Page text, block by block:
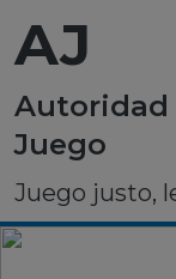
AJ
Autoridad
Juego
Juego justo,